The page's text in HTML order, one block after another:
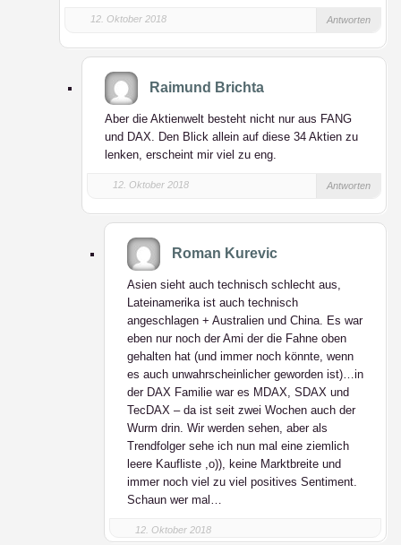
12. Oktober 2018 Antworten
Raimund Brichta
Aber die Aktienwelt besteht nicht nur aus FANG
und DAX. Den Blick allein auf diese 34 Aktien zu
lenken, erscheint mir viel zu eng.
12. Oktober 2018 Antworten
Roman Kurevic
Asien sieht auch technisch schlecht aus,
Lateinamerika ist auch technisch
angeschlagen + Australien und China. Es war
eben nur noch der Ami der die Fahne oben
gehalten hat (und immer noch könnte, wenn
es auch unwahrscheinlicher geworden ist)…in
der DAX Familie war es MDAX, SDAX und
TecDAX – da ist seit zwei Wochen auch der
Wurm drin. Wir werden sehen, aber als
Trendfolger sehe ich nun mal eine ziemlich
leere Kaufliste ,o)), keine Marktbreite und
immer noch viel zu viel positives Sentiment.
Schaun wer mal…
12. Oktober 2018